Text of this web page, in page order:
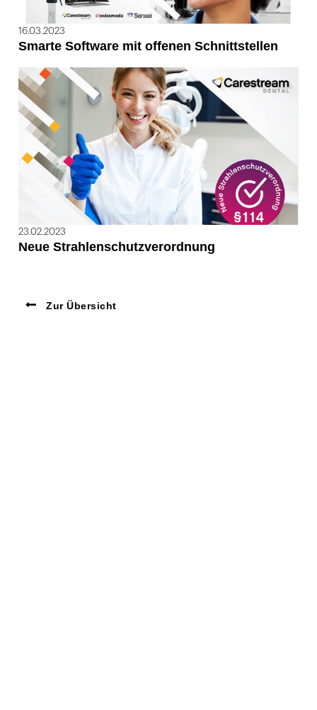
16.03.2023
Smarte Software mit offenen Schnittstellen
23.02.2023
Neue Strahlenschutzverordnung
Zur Übersicht